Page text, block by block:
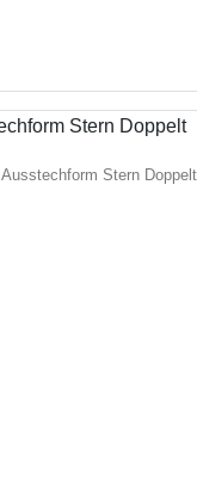
Ausstechform Stern Doppelt